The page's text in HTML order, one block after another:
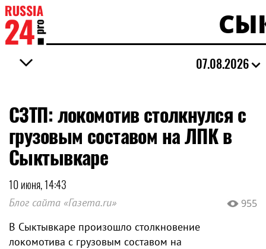
07.08.2026
СЗТП: локомотив столкнулся с
грузовым составом на ЛПК в
Сыктывкаре
10 июня, 14:43
Блог сайта «Газета.ru» 955
В Сыктывкаре произошло столкновение
локомотива с грузовым составом на